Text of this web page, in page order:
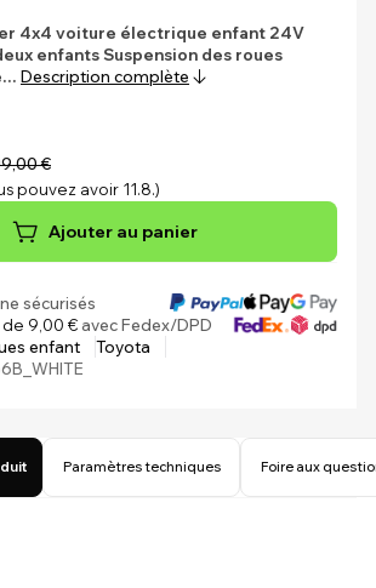
4x4 voiture électrique enfant 24V
enfantsSuspension des roues
Description complète
€
pouvez avoir 11.8.)
Ajouter au panier
sécurisés
de 9,00 €avec Fedex/DPD
enfant
Toyota
Paramètres techniques Foire aux